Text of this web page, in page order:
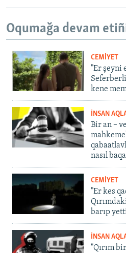
Oqumağa devam
CEMİYET
"Er şeyni
kene
İNSAN
Bir an –
nasıl
CEMİYET
"Er kes
barıp
İNSAN
"Qırım